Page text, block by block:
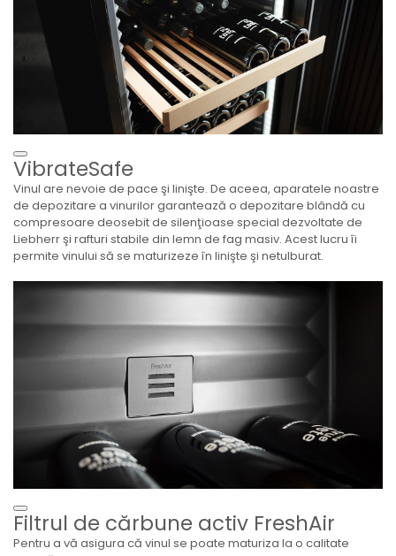
VibrateSafe
Vinul are nevoie de pace şi linişte. De aceea, aparatele noastre
de depozitare a vinurilor garantează o depozitare blândă cu
compresoare deosebit de silenţioase special dezvoltate de
Liebherr şi rafturi stabile din lemn de fag masiv. Acest lucru îi
permite vinului să se maturizeze în linişte şi netulburat.
Filtrul de cărbune activ FreshAir
Pentru a vă asigura că vinul se poate maturiza la o calitate